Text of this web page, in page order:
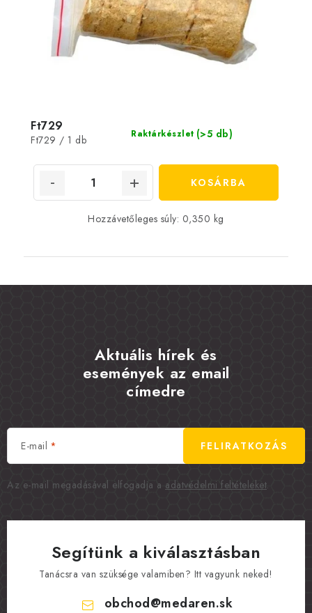
Raktárkészlet (>5 db)
Ft729
Egységár:
Ft729 / 1 db
KOSÁRBA
Hozzávetőleges súly: 0,350 kg
Aktuális hírek és
események az email
címedre
E-mail
Az e-mail megadásával elfogadja a adatvédelmi feltételeket.
FELIRATKOZÁS
Segítünk a kiválasztásban
Tanácsra van szüksége valamiben? Itt vagyunk neked!
obchod@medaren.sk